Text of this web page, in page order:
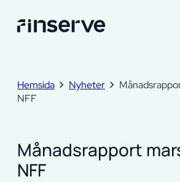
Hemsida Nyheter
NFF
Månadsrapport
NFF